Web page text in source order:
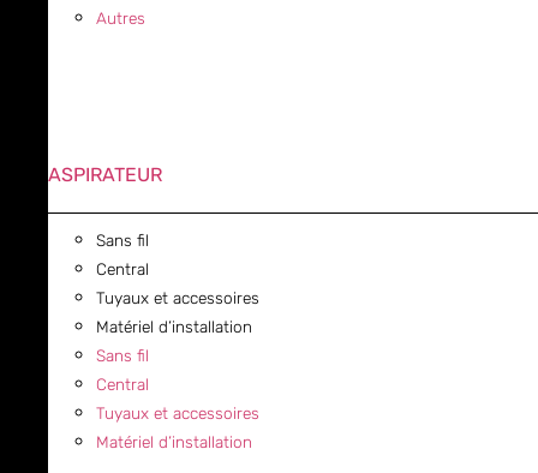
Autres
ASPIRATEUR
Sans fil
Central
Tuyaux et accessoires
Matériel d’installation
Sans fil
Central
Tuyaux et accessoires
Matériel d’installation